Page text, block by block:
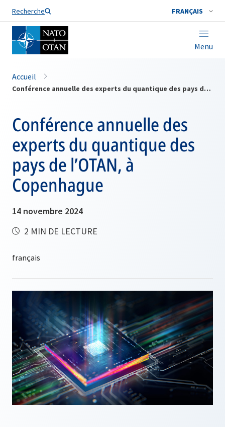
Recherche FRANÇAIS
Menu
Nom de famille*
Accueil
Conférence annuelle des experts du quantique des pays de l’OTAN, à Copenhague
Conférence annuelle des
experts du quantique des
pays de l’OTAN, à
Copenhague
14 novembre 2024
2 MIN DE LECTURE